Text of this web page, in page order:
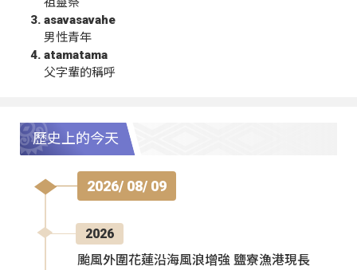
asavasavahe
男性青年
atamatama
父字輩的稱呼
歷史上的今天
2026/ 08/ 09
2026
颱風外圍花蓮沿海風浪增強 鹽寮漁港現長